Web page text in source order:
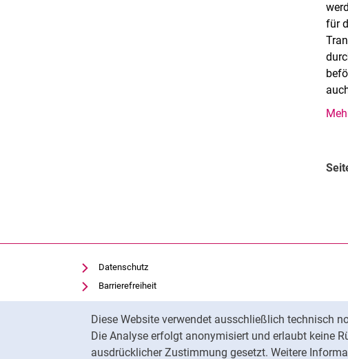
Diese Website verwendet ausschließlich technisch
Die Analyse erfolgt anonymisiert und erlaubt keine
ausdrücklicher Zustimmung gesetzt. Weitere
für
Datenschutz
Barrierefreiheit
Transparenter KI-Einsatz
Impressum
Cookie-Einstellungen